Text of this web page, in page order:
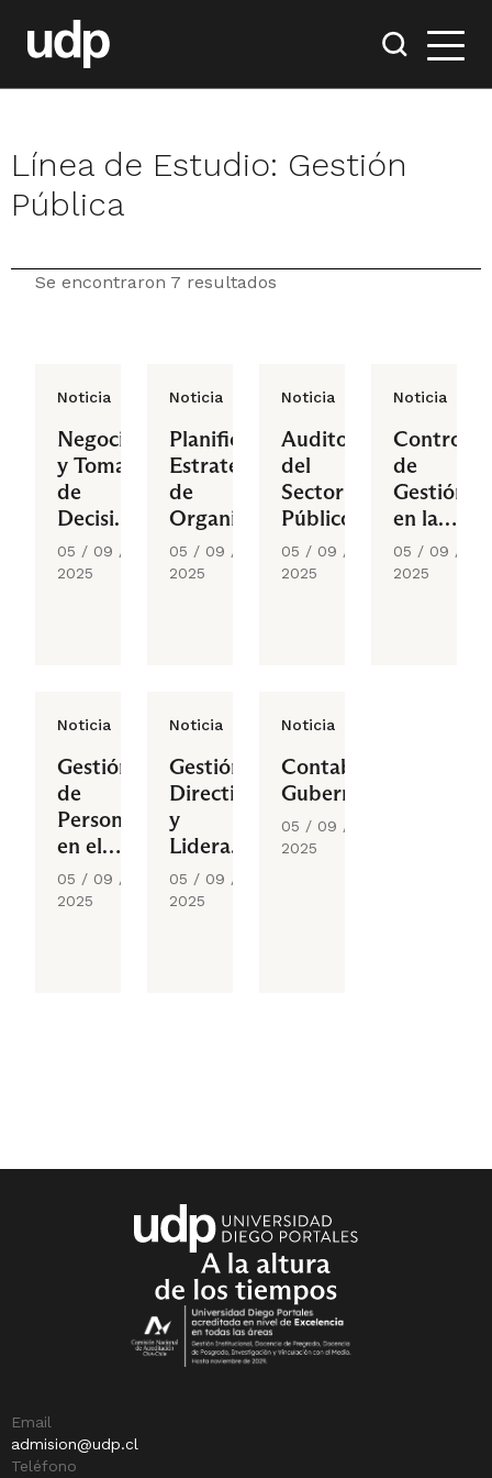
Línea de Estudio: Gestión
Pública
Se encontraron 7 resultados
Noticia
Negociación
y Toma
de
Decisiones
en el
Sector
05 / 09 /
2025
Noticia
Planificación
Estratégica
de
Organizaciones
Públicas
05 / 09 /
2025
Noticia
Auditoría
del
Sector
Público
05 / 09 /
2025
Noticia
Control
de
Gestión
en la
Pública
05 / 09 /
2025
Noticia
Gestión
de
Personas
en el
Sector
Público
05 / 09 /
2025
Noticia
Gestión
Directiva
y
Liderazgo
en el
Sector
05 / 09 /
2025
Noticia
Contabilidad
Gubernamental
05 / 09 /
2025
Email
admision@udp.cl
Teléfono